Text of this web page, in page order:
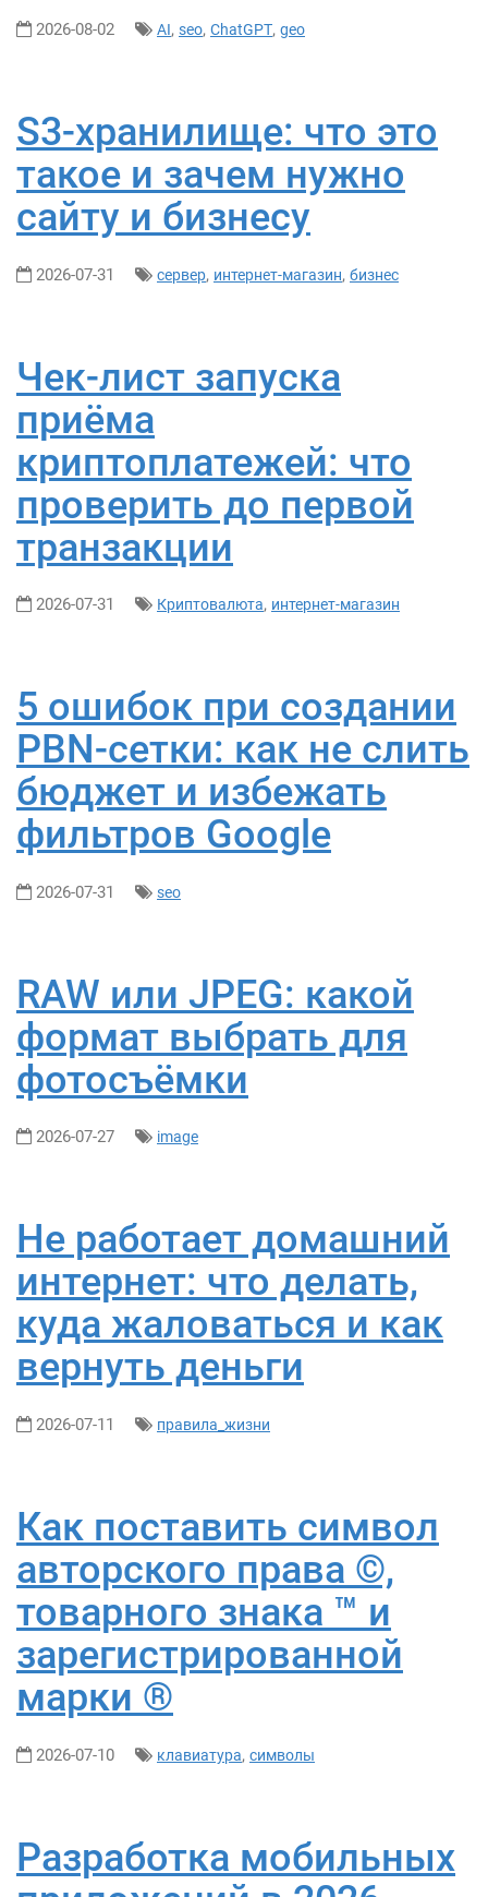
2026-08-02 AI, seo, ChatGPT, geo
S3-хранилище: что это
такое и зачем нужно
сайту и бизнесу
2026-07-31 сервер, интернет-магазин, бизнес
Чек-лист запуска
приёма
криптоплатежей: что
проверить до первой
транзакции
2026-07-31 Криптовалюта, интернет-магазин
5 ошибок при создании
PBN-сетки: как не слить
бюджет и избежать
фильтров Google
2026-07-31 seo
RAW или JPEG: какой
формат выбрать для
фотосъёмки
2026-07-27 image
Не работает домашний
интернет: что делать,
куда жаловаться и как
вернуть деньги
2026-07-11 правила_жизни
Как поставить символ
авторского права ©,
товарного знака ™ и
зарегистрированной
марки ®
2026-07-10 клавиатура, символы
Разработка мобильных